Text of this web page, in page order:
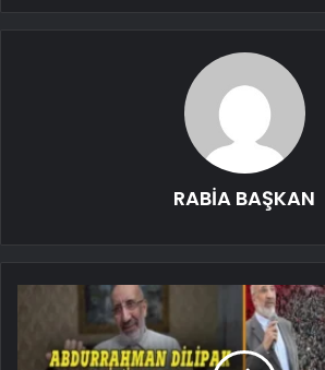
RABİA BAŞKAN